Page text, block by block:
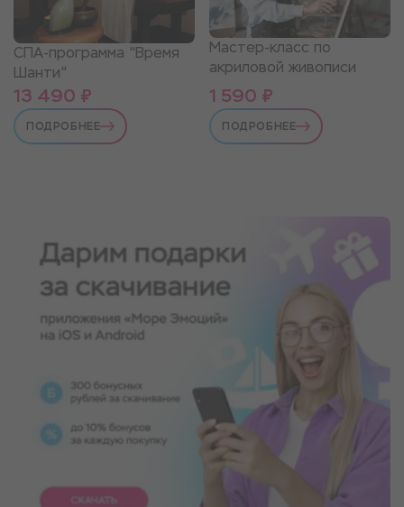
СПА-программа "Время
Шанти"
13 490 ₽
ПОДРОБНЕЕ
Мастер-класс по
акриловой живописи
1 590 ₽
ПОДРОБНЕЕ